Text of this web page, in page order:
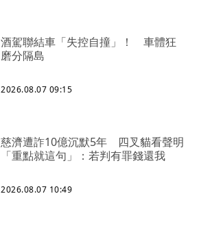
酒駕聯結車「失控自撞」！ 車體狂
磨分隔島
2026.08.07 09:15
慈濟遭詐10億沉默5年 四叉貓看聲明
「重點就這句」：若判有罪錢還我
2026.08.07 10:49